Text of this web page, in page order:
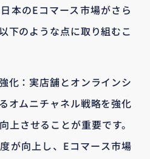
本のEコマース市場がさら
下のような点に取り組むこ
化：実店舗とオンラインシ
オムニチャネル戦略を強化
上させることが重要です。
が向上し、Eコマース市場